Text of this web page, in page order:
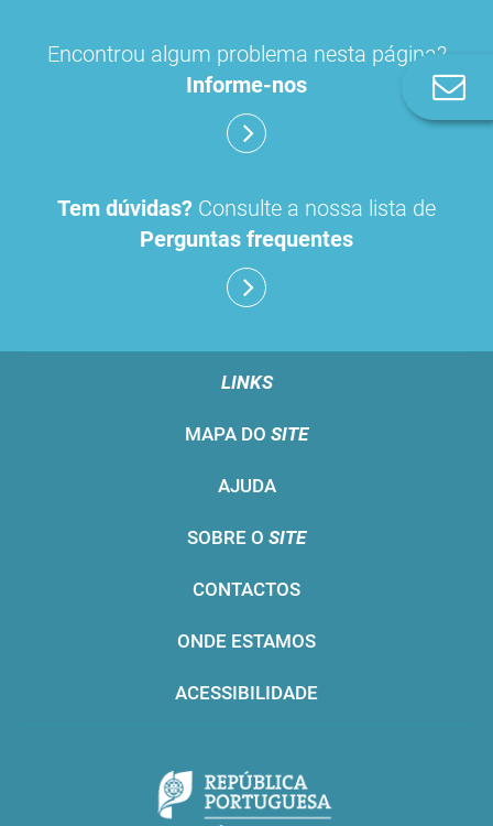
Encontrou algum problema nesta página?
Informe-nos
Tem dúvidas? Consulte a nossa lista de
Perguntas frequentes
LINKS
MAPA DO SITE
AJUDA
SOBRE O SITE
CONTACTOS
ONDE ESTAMOS
ACESSIBILIDADE